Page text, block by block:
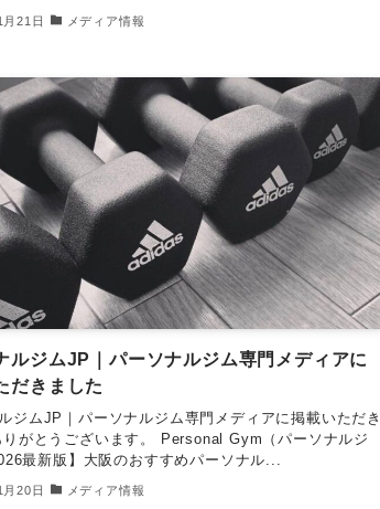
21日 メディア情報
ルジムJP｜パーソナルジム専門メディアに
だきました
ジムJP｜パーソナルジム専門メディアに掲載いただき
りがとうございます。 Personal Gym（パーソナルジ
最新版】大阪のおすすめパーソナル...
20日 メディア情報